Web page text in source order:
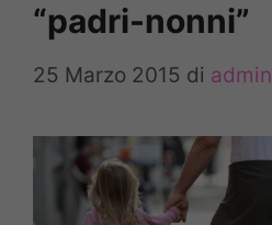
“padri-nonni”
25 Marzo 2015 di admin